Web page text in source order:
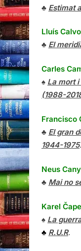
♣ Estimat
Lluís Calvo
♣ El
Carles
♠ La mort
(1988-
Francisco
♣ El gran
1944-1975.
Neus
♣ Mai no
Karel
♠ La
♣ R.U.R.